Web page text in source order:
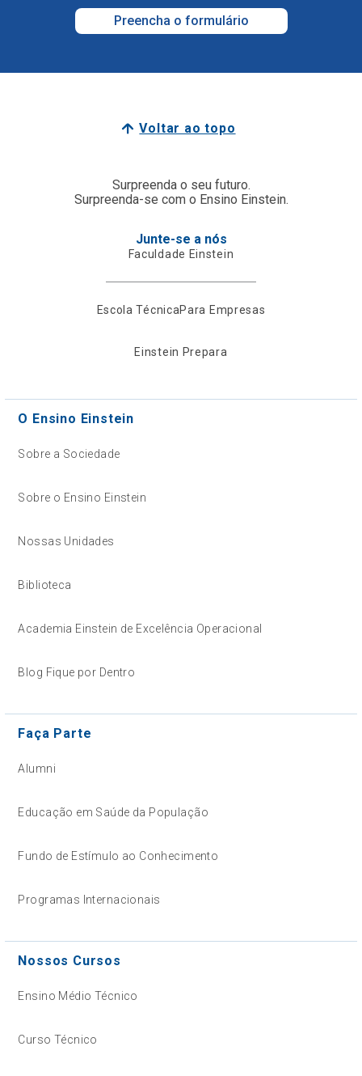
Preencha o formulário
Voltar ao topo
Surpreenda o seu futuro.
Surpreenda-se com o Ensino Einstein.
Junte-se a nós
Faculdade Einstein
Escola TécnicaPara Empresas
Einstein Prepara
O Ensino Einstein
Sobre a Sociedade
Sobre o Ensino Einstein
Nossas Unidades
Biblioteca
Academia Einstein de Excelência Operacional
Blog Fique por Dentro
Faça Parte
Alumni
Educação em Saúde da População
Fundo de Estímulo ao Conhecimento
Programas Internacionais
Nossos Cursos
Ensino Médio Técnico
Curso Técnico